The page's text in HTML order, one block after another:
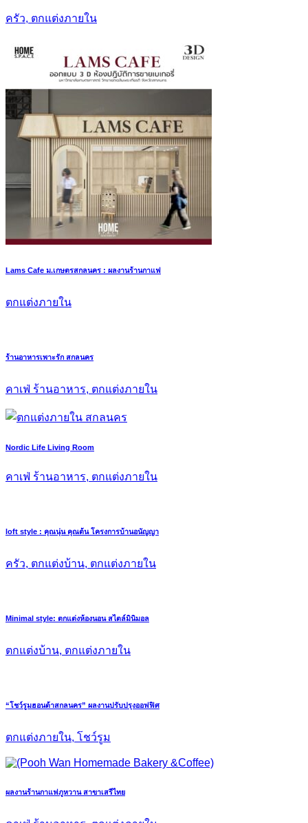
ครัว, ตกแต่งภายใน
Lams Cafe ม.เกษตรสกลนคร : ผลงานร้านกาแฟ
ตกแต่งภายใน
ร้านอาหารเพาะรัก สกลนคร
คาเฟ่ ร้านอาหาร, ตกแต่งภายใน
Nordic Life Living Room
คาเฟ่ ร้านอาหาร, ตกแต่งภายใน
loft style : คุณนุ่น คุณต้น โครงการบ้านอนัญญา
ครัว, ตกแต่งบ้าน, ตกแต่งภายใน
Minimal style: ตกแต่งห้องนอน สไตล์มินิมอล
ตกแต่งบ้าน, ตกแต่งภายใน
“โชว์รูมฮอนด้าสกลนคร” ผลงานปรับปรุงออฟฟิศ
ตกแต่งภายใน, โชว์รูม
ผลงานร้านกาแฟภูหวาน สาขาเสรีไทย